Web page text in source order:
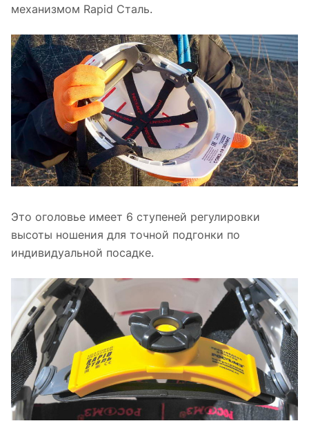
механизмом Rapid Сталь.
Это оголовье имеет 6 ступеней регулировки
высоты ношения для точной подгонки по
индивидуальной посадке.